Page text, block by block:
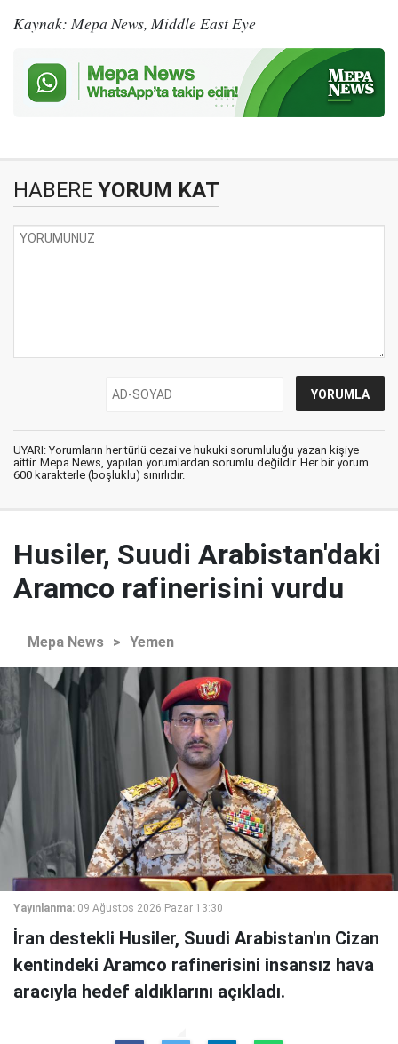
Kaynak: Mepa News, Middle East Eye
HABERE YORUM KAT
UYARI: Yorumların her türlü cezai ve hukuki sorumluluğu yazan kişiye
aittir. Mepa News, yapılan yorumlardan sorumlu değildir. Her bir yorum
600 karakterle (boşluklu) sınırlıdır.
Husiler, Suudi Arabistan'daki
Aramco rafinerisini vurdu
Mepa News > Yemen
Yayınlanma: 09 Ağustos 2026 Pazar 13:30
İran destekli Husiler, Suudi Arabistan'ın Cizan
kentindeki Aramco rafinerisini insansız hava
aracıyla hedef aldıklarını açıkladı.